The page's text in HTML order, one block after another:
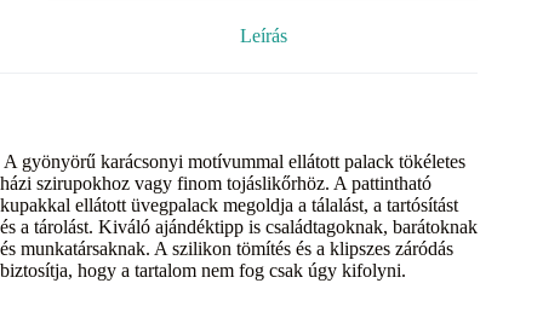
Leírás
A gyönyörű karácsonyi motívummal ellátott palack tökéletes
házi szirupokhoz vagy finom tojáslikőrhöz. A pattintható
kupakkal ellátott üvegpalack megoldja a tálalást, a tartósítást
és a tárolást. Kiváló ajándéktipp is családtagoknak, barátoknak
és munkatársaknak. A szilikon tömítés és a klipszes záródás
biztosítja, hogy a tartalom nem fog csak úgy kifolyni.